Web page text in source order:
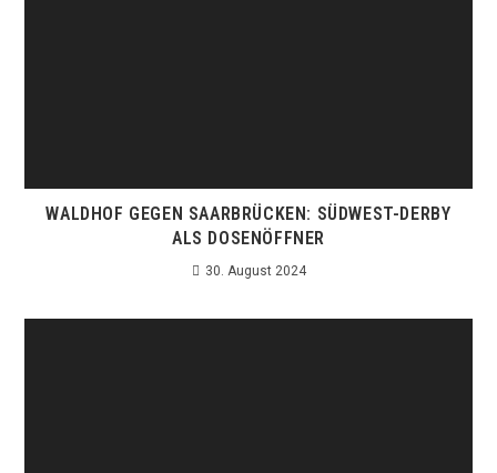
WALDHOF GEGEN SAARBRÜCKEN: SÜDWEST-DERBY
ALS DOSENÖFFNER
30. August 2024